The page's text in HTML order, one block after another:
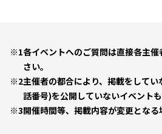
※1各イベントへのご質問は直接各主
さい。
※2主催者の都合により、掲載をして
話番号)を公開していないイベントも
※3開催時間等、掲載内容が変更となる